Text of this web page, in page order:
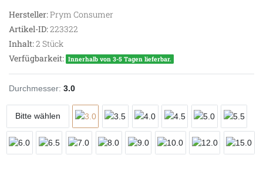
Hersteller:Prym Consumer
Artikel-ID:223322
Inhalt:2 Stück
Verfügbarkeit: Innerhalb von 3-5 Tagen lieferbar.
Durchmesser: 3.0
Bitte wählen